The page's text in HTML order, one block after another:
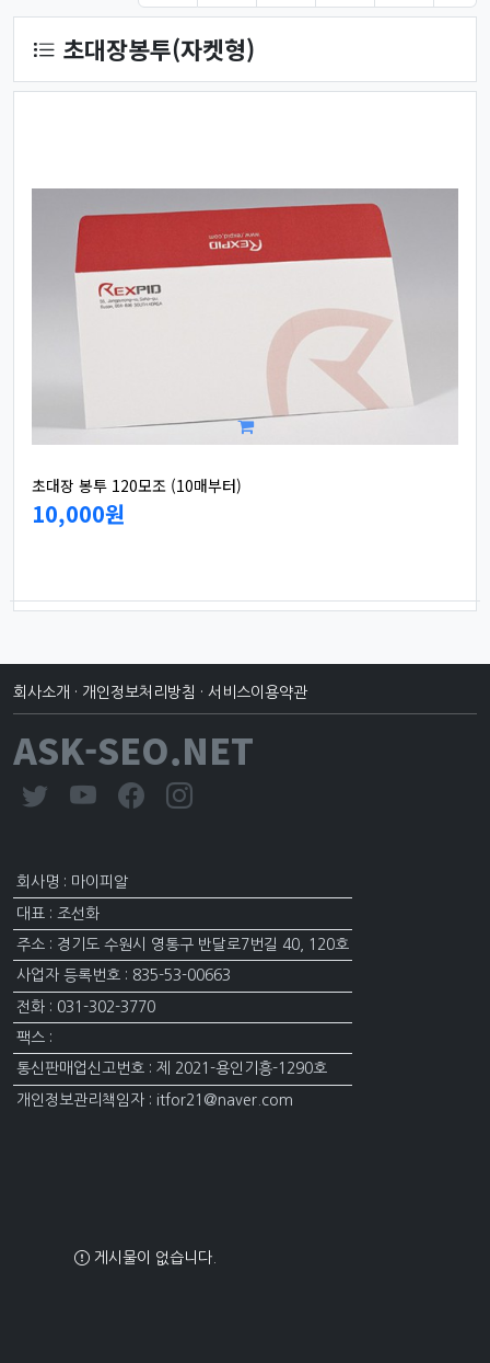
초대장봉투(자켓형)
초대장 봉투 120모조 (10매부터)
10,000원
회사소개 · 개인정보처리방침 · 서비스이용약관
ASK-SEO.NET
회사명 : 마이피알
대표 : 조선화
주소 : 경기도 수원시 영통구 반달로7번길 40, 120호
사업자 등록번호 : 835-53-00663
전화 : 031-302-3770
팩스 :
통신판매업신고번호 : 제 2021-용인기흥-1290호
개인정보관리책임자 : itfor21@naver.com
게시물이 없습니다.